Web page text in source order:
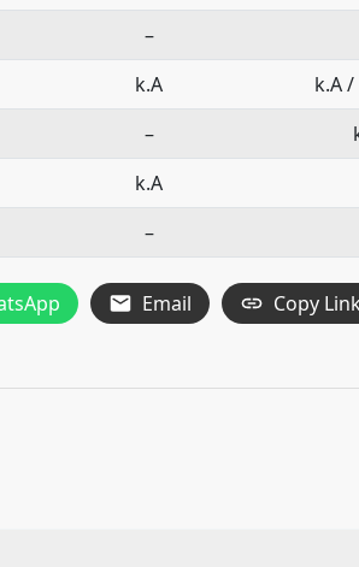
–
k.A k.A
–
k.A
–
Email Copy Link